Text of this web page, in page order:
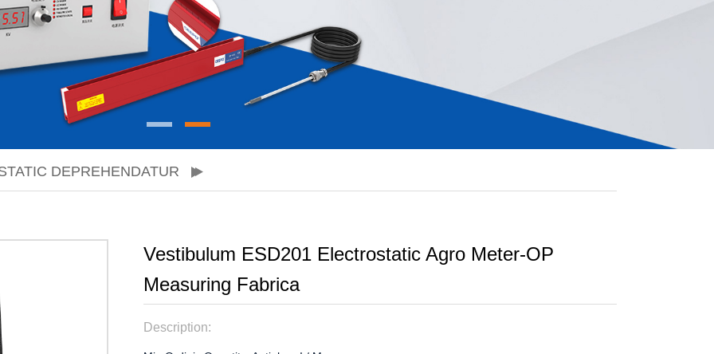
DEPREHENDATUR
Vestibulum ESD201 Electrostatic Agro Meter-OP
Measuring Fabrica
Description: